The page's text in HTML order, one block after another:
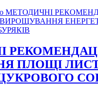
МЕТОДИЧНІ
ВИРОЩУВАННЯ
ПЛОЩІ